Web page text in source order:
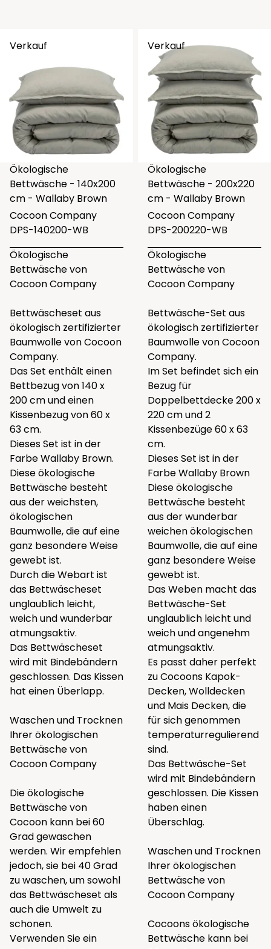
Verkauf
Ökologische
Bettwäsche - 140x200
cm - Wallaby Brown
Cocoon Company
DPS-140200-WB
Ökologische
Bettwäsche von
Cocoon Company
Bettwäscheset aus
ökologisch zertifizierter
Baumwolle von Cocoon
Company.
Das Set enthält einen
Bettbezug von 140 x
200 cm und einen
Kissenbezug von 60 x
63 cm.
Dieses Set ist in der
Farbe Wallaby Brown.
Diese ökologische
Bettwäsche besteht
aus der weichsten,
ökologischen
Baumwolle, die auf eine
ganz besondere Weise
gewebt ist.
Durch die Webart ist
das Bettwäscheset
unglaublich leicht,
weich und wunderbar
atmungsaktiv.
Das Bettwäscheset
wird mit Bindebändern
geschlossen. Das Kissen
hat einen Überlapp.
Waschen und Trocknen
Ihrer ökologischen
Bettwäsche von
Cocoon Company
Die ökologische
Bettwäsche von
Cocoon kann bei 60
Grad gewaschen
werden. Wir empfehlen
jedoch, sie bei 40 Grad
zu waschen, um sowohl
das Bettwäscheset als
auch die Umwelt zu
schonen.
Verwenden Sie ein
Verkauf
Ökologische
Bettwäsche - 200x220
cm - Wallaby Brown
Cocoon Company
DPS-200220-WB
Ökologische
Bettwäsche von
Cocoon Company
Bettwäsche-Set aus
ökologisch zertifizierter
Baumwolle von Cocoon
Company.
Im Set befindet sich ein
Bezug für
Doppelbettdecke 200 x
220 cm und 2
Kissenbezüge 60 x 63
cm.
Dieses Set ist in der
Farbe Wallaby Brown
Diese ökologische
Bettwäsche besteht
aus der wunderbar
weichen ökologischen
Baumwolle, die auf eine
ganz besondere Weise
gewebt ist.
Das Weben macht das
Bettwäsche-Set
unglaublich leicht und
weich und angenehm
atmungsaktiv.
Es passt daher perfekt
zu Cocoons Kapok-
Decken,Wolldecken
und Mais Decken, die
für sich genommen
temperaturregulierend
sind.
Das Bettwäsche-Set
wird mit Bindebändern
geschlossen. Die Kissen
haben einen
Überschlag.
Waschen und Trocknen
Ihrer ökologischen
Bettwäsche von
Cocoon Company
Cocoons ökologische
Bettwäsche kann bei